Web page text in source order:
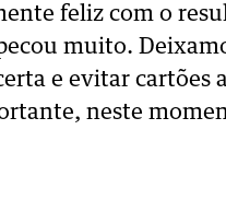
feliz com o
muito.
e evitar cartões
neste